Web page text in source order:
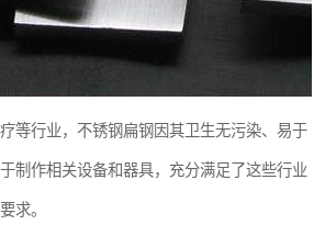
等行业，不锈钢扁钢因其卫生无污染、易于
制作相关设备和器具，充分满足了这些行业
求。